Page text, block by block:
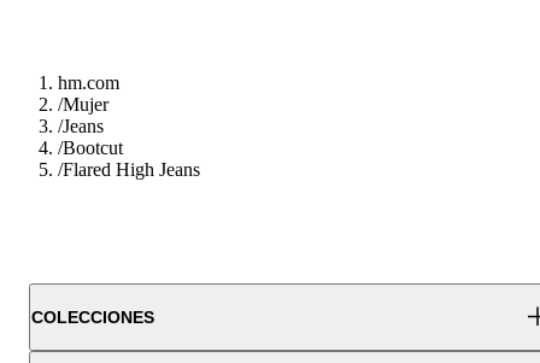
hm.com
/Mujer
/Jeans
/Bootcut
/Flared High Jeans
COLECCIONES